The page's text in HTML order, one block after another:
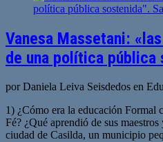
Vanesa Massetani:
de una política pública
por Daniela Leiva Seisdedos en
1) ¿Cómo era la educación Formal
Fé? ¿Qué aprendió de sus
ciudad de Casilda, un municipio